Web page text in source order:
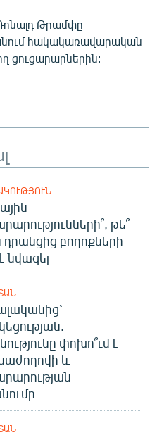
Թրամփը
հակակառավարական
ցուցարարներին:
թե՞
դրանցից բողոքների
նվազել
փոխո՞ւմ է
և